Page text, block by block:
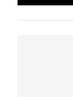
ができなくなる